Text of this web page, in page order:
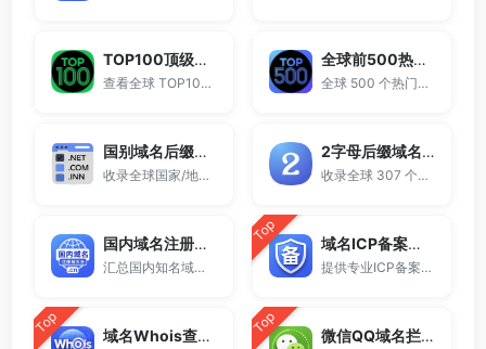
TOP100顶级域名后缀排名榜
查看全球 TOP100 域名后缀。
全球前500热门域名后缀排行
全球 500 个热门域名后缀排名，展示注册量排行、是否可备案、适用范围与用途简介，帮助企业与个人在 2025 年快速选择合适的顶级域名。
国别域名后缀大全
收录全球国家/地区代码顶级域名。
2字母后缀域名大全
收录全球 307 个两字符域名后缀。
国内域名注册商大全
汇总国内知名域名注册商与服务平台。
Top 域名ICP备案查询
提供专业ICP备案查询与网站备案信息查询服务，支持域名备案号查询、网站是否备案检测及备案信息快速获取，适用于站长工具、域名检测与SEO分析。
Top 域名Whois查询工具 Top 微信QQ域名拦截检测